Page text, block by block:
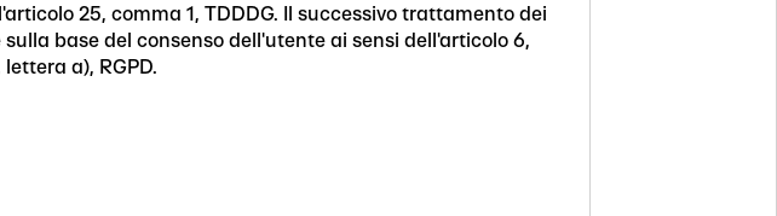
25, comma 1, TDDDG. Il successivo trattamento dei
base del consenso dell'utente ai sensi dell'articolo 6,
a), RGPD.